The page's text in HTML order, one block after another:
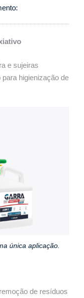
e sujeiras
higienização de
única aplicação.
de resíduos